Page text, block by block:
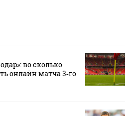
во сколько
онлайн матча 3‑го